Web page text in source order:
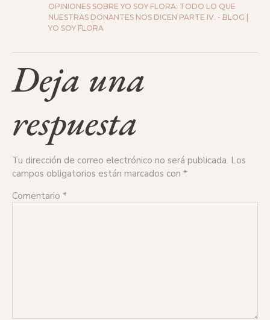
OPINIONES SOBRE YO SOY FLORA: TODO LO QUE
NUESTRAS DONANTES NOS DICEN PARTE IV. - BLOG |
YO SOY FLORA
Deja una
respuesta
Tu dirección de correo electrónico no será publicada. Los
campos obligatorios están marcados con *
Comentario *